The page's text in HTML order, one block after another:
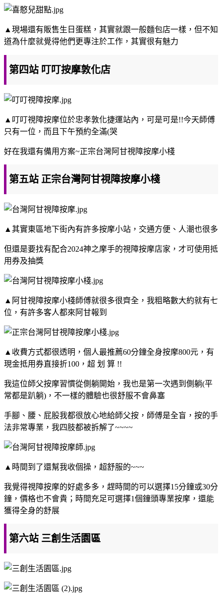
▲現場還有販售生日蛋糕，其實就跟一般麵包店一樣，但不知
道為什麼就覺得他們更專注於工作，其實很有魅力
第四站 叮叮按摩敦化店
▲叮叮視障按摩位於忠孝敦化捷運站內，可是可是!!今天師傅
只有一位，而且下午預約全滿(哭
好在我還有備用方案~正宗台灣阿甘視障按摩小棧
第五站 正宗台灣阿甘視障按摩小棧
▲其實東區地下街內有許多按摩小站，交通方便、人潮也很多
但還是要找有配合2024神之摩手的視障按摩店家，才可使用抵
用券及抽獎
▲阿甘視障按摩小棧師傅就很多很齊全，我粗略數大約就有七
位，有許多客人都來阿甘報到
▲收費方式都很透明，個人最推薦60分鐘全身按摩800元，有
現金抵用券直接折100，超 划 算 !!
我這位師父按摩習慣從側躺開始，我也是第一次遇到側躺(平
常都是趴躺)，不一樣的體驗也很舒服不會鼻塞
手腳、腰、屁股我都很放心地給師父按，師傅是全盲，按的手
法非常專業，我四肢都被拆解了~~~~
▲時間到了還幫我收個操，超舒服的~~~
我覺得視障按摩的好處多多，趕時間的可以選擇15分鐘或30分
鐘，價格也不會貴；時間充足可選擇1個鐘頭專業按摩，還能
獲得全身的舒展
第六站 三創生活園區